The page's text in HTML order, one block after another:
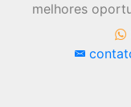
melhores